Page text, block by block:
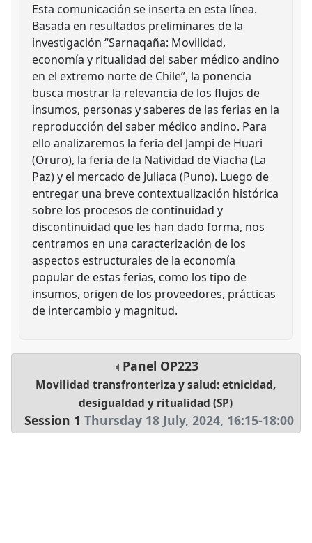
Esta comunicación se inserta en esta línea.
Basada en resultados preliminares de la
investigación “Sarnaqaña: Movilidad,
economía y ritualidad del saber médico andino
en el extremo norte de Chile”, la ponencia
busca mostrar la relevancia de los flujos de
insumos, personas y saberes de las ferias en la
reproducción del saber médico andino. Para
ello analizaremos la feria del Jampi de Huari
(Oruro), la feria de la Natividad de Viacha (La
Paz) y el mercado de Juliaca (Puno). Luego de
entregar una breve contextualización histórica
sobre los procesos de continuidad y
discontinuidad que les han dado forma, nos
centramos en una caracterización de los
aspectos estructurales de la economía
popular de estas ferias, como los tipo de
insumos, origen de los proveedores, prácticas
de intercambio y magnitud.
Panel OP223
Movilidad transfronteriza y salud: etnicidad,
desigualdad y ritualidad (SP)
Session 1 Thursday 18 July, 2024, 16:15-18:00